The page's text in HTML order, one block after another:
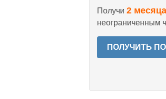
Получи 2
неограниченным
ПОЛУЧИТЬ